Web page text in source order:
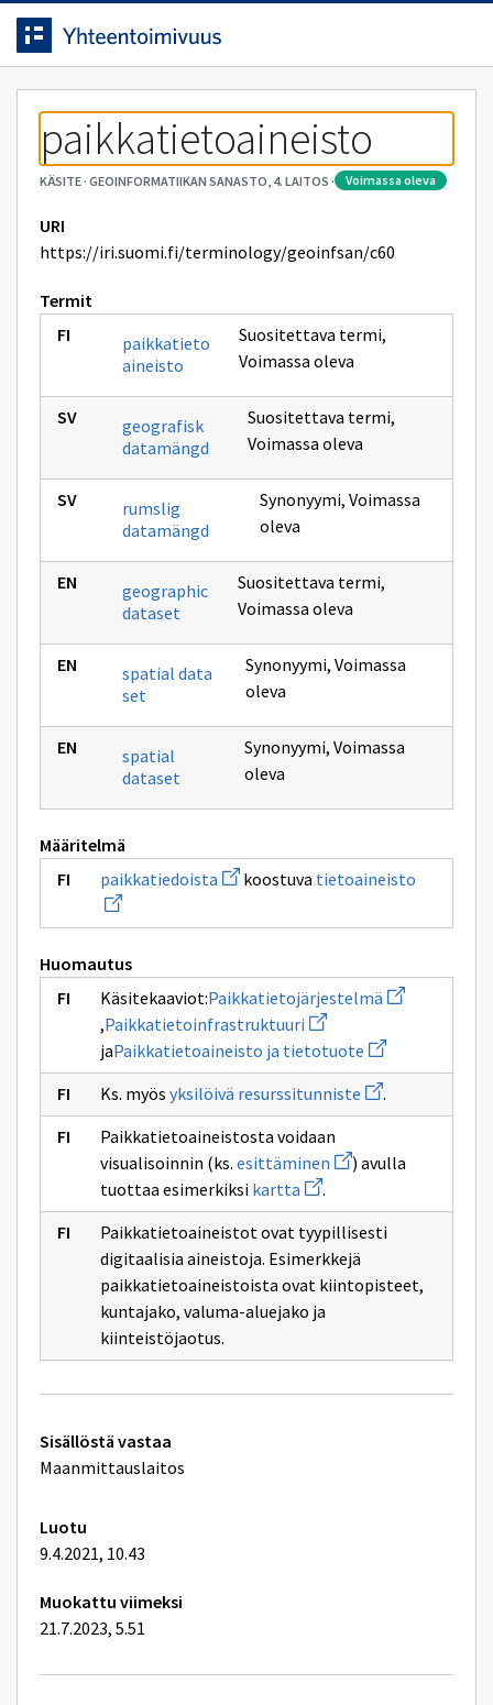
Siirrytty
sivulle
Siirry suoraan sisältöön.
paikkatietoaineisto
KÄSITE· GEOINFORMATIIKAN SANASTO, 4. LAITOS · voimassa oleva
URI
https://iri.suomi.fi/terminology/geoinfsan/c60
Termit
paikkatieto
aineisto
Suositettava termi,
Voimassa oleva
geografisk
datamängd
Suositettava termi,
Voimassa oleva
rumslig
datamängd
Synonyymi,Voimassa
oleva
geographic
dataset
Suositettava termi,
Voimassa oleva
spatial data
set
Synonyymi,Voimassa
oleva
spatial
dataset
Synonyymi, Voimassa
oleva
Määritelmä
paikkatiedoista Avaa
uuden
sivulle
koostuva tietoaineisto
sivulle
Huomautus
Käsitekaaviot:Paikkatietojärjestelmä Avaa
uuden
sivulle
,Paikkatietoinfrastruktuuri Avaa
uuden
ikkunan
sivulle
jaPaikkatietoaineisto ja tietotuote Avaa
uuden
ikkunan
sivulle
Ks. myös yksilöivä resurssitunniste Avaa
uuden
ikkunan
yksilöivä
resurssitunniste
.
Paikkatietoaineistosta voidaan
visualisoinnin (ks. esittäminen Avaa
uuden
sivulle
esittäminen
) avulla
tuottaa esimerkiksi kartta Avaa
uuden
ikkunan
sivulle
kartta
.
Paikkatietoaineistot ovat tyypillisesti
digitaalisia aineistoja. Esimerkkejä
paikkatietoaineistoista ovat kiintopisteet,
kuntajako, valuma-aluejako ja
kiinteistöjaotus.
Tekniset
lisätiedot
Sisällöstä vastaa
Maanmittauslaitos
Luotu
9.4.2021, 10.43
Muokattu viimeksi
21.7.2023, 5.51